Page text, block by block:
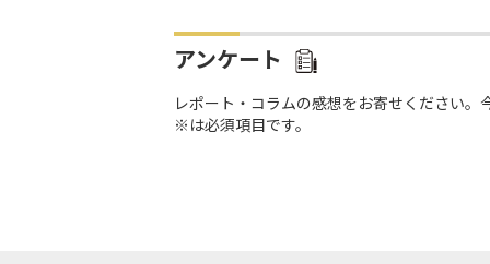
アンケート
レポート・コラムの感想をお寄せください
※は必須項目です。